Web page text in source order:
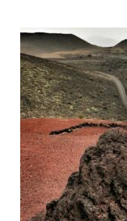
Parque
cómo